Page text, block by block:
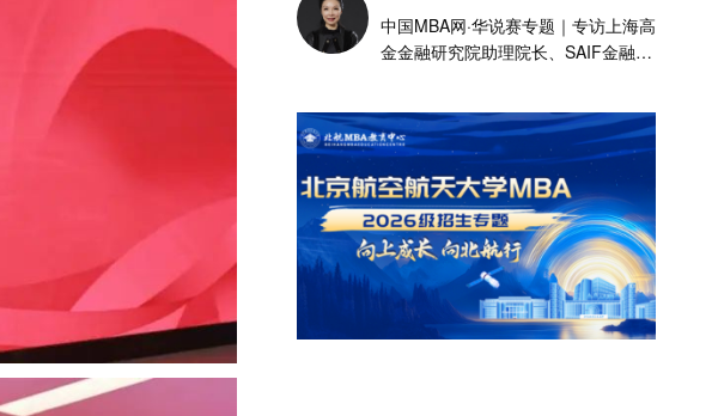
中国MBA网·华说赛专题｜专访上海高
金金融研究院助理院长、SAIF金融